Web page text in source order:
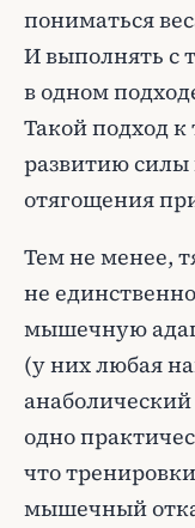
пониматься
И выполнять с
в одном
Такой подход к
развитию силы
отягощения
Тем не менее,
не
мышечную
(у них любая
одно
что
мышечный